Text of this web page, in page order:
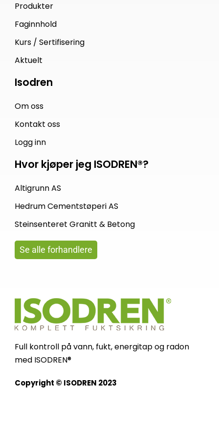
Produkter
Faginnhold
Kurs / Sertifisering
Aktuelt
Isodren
Om oss
Kontakt oss
Logg inn
Hvor kjøper jeg ISODREN®?
Altigrunn AS
Hedrum Cementstøperi AS
Steinsenteret Granitt & Betong
Se alle forhandlere
Full kontroll på vann, fukt, energitap og radon
med ISODREN®
Copyright © ISODREN 2023